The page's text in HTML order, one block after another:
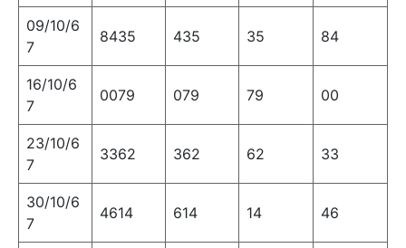
09/10/6
7
8435 435 35 84
16/10/6
7
0079 079 79 00
23/10/6
7
3362 362 62 33
30/10/6
7
4614 614 14 46